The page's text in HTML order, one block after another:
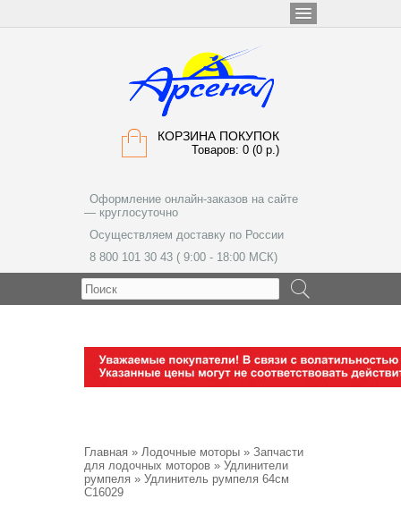
КОРЗИНА ПОКУПОК
Товаров: 0 (0 р.)
Оформление онлайн-заказов на сайте
— круглосуточно
Осуществляем доставку по России
8 800 101 30 43 ( 9:00 - 18:00 МСК)
Главная » Лодочные моторы » Запчасти
для лодочных моторов » Удлинители
румпеля » Удлинитель румпеля 64см
С16029